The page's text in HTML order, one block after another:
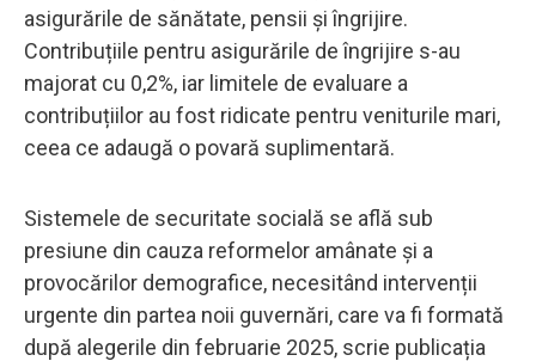
asigurările de sănătate, pensii și îngrijire.
Contribuțiile pentru asigurările de îngrijire s-au
majorat cu 0,2%, iar limitele de evaluare a
contribuțiilor au fost ridicate pentru veniturile mari,
ceea ce adaugă o povară suplimentară.
Sistemele de securitate socială se află sub
presiune din cauza reformelor amânate și a
provocărilor demografice, necesitând intervenții
urgente din partea noii guvernări, care va fi formată
după alegerile din februarie 2025, scrie publicația